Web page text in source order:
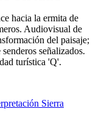
hacia la ermita de
Audiovisual de
del paisaje;
señalizados.
turística 'Q'.
Sierra